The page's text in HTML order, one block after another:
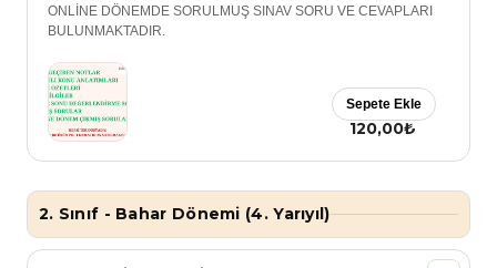
ONLİNE DÖNEMDE SORULMUŞ SINAV SORU VE CEVAPLARI
BULUNMAKTADIR.
120,00₺
Sepete Ekle
2. Sınıf - Bahar Dönemi (4. Yarıyıl)